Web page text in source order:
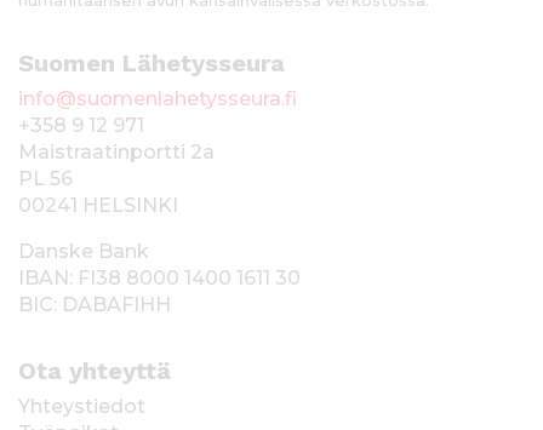
Suomen Lähetysseura
info@suomenlahetysseura.fi
+358 9 12 971
Maistraatinportti 2a
PL 56
00241 HELSINKI
Danske Bank
IBAN: FI38 8000 1400 1611 30
BIC: DABAFIHH
Ota yhteyttä
Yhteystiedot